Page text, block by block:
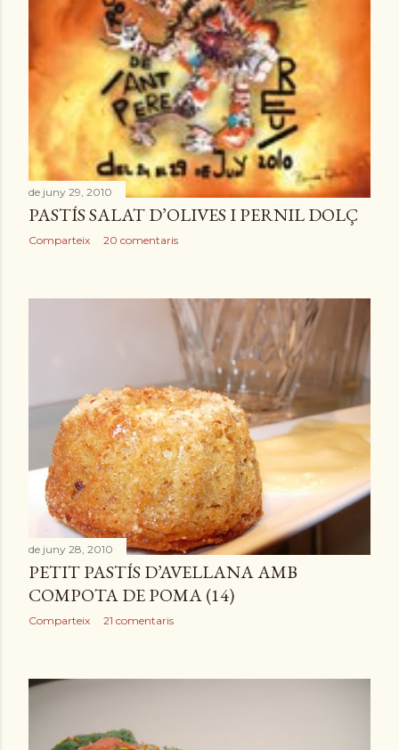
de juny 29, 2010
PASTÍS SALAT D’OLIVES I PERNIL DOLÇ
Comparteix 20 comentaris
de juny 28, 2010
PETIT PASTÍS D’AVELLANA AMB
COMPOTA DE POMA (14)
Comparteix 21 comentaris